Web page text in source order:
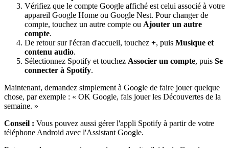
Vérifiez que le compte Google affiché est celui associé à votre
appareil Google Home ou Google Nest. Pour changer de
compte, touchez un autre compte ou Ajouter un autre
compte.
De retour sur l'écran d'accueil, touchez +, puis Musique et
contenu audio.
Sélectionnez Spotify et touchez Associer un compte, puis Se
connecter à Spotify.
Maintenant, demandez simplement à Google de faire jouer quelque
chose, par exemple : « OK Google, fais jouer les Découvertes de la
semaine. »
Conseil : Vous pouvez aussi gérer l'appli Spotify à partir de votre
téléphone Android avec l'Assistant Google.